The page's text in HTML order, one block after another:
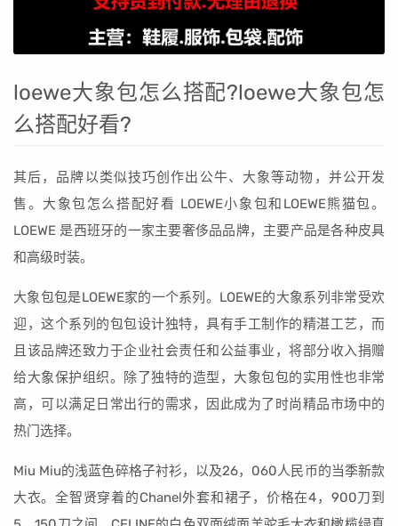
loewe大象包怎么搭配?loewe大象包怎
么搭配好看?
其后，品牌以类似技巧创作出公牛、大象等动物，并公开发
售。大象包怎么搭配好看 LOEWE小象包和LOEWE熊猫包。
LOEWE 是西班牙的一家主要奢侈品品牌，主要产品是各种皮具
和高级时装。
大象包包是LOEWE家的一个系列。LOEWE的大象系列非常受欢
迎，这个系列的包包设计独特，具有手工制作的精湛工艺，而
且该品牌还致力于企业社会责任和公益事业，将部分收入捐赠
给大象保护组织。除了独特的造型，大象包包的实用性也非常
高，可以满足日常出行的需求，因此成为了时尚精品市场中的
热门选择。
Miu Miu的浅蓝色碎格子衬衫，以及26，060人民币的当季新款
大衣。全智贤穿着的Chanel外套和裙子，价格在4，900刀到